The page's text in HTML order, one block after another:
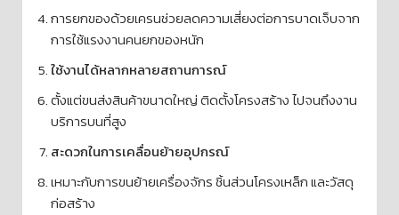
การยกของด้วยเครนช่วยลดความเสี่ยงต่อการบาดเจ็บจาก
การใช้แรงงานคนยกของหนัก
ใช้งานได้หลากหลายสถานการณ์
ตั้งแต่ขนส่งสินค้าขนาดใหญ่ ติดตั้งโครงสร้าง ไปจนถึงงาน
บริการบนที่สูง
สะดวกในการเคลื่อนย้ายอุปกรณ์
เหมาะกับการขนย้ายเครื่องจักร ชิ้นส่วนโครงเหล็ก และวัสดุ
ก่อสร้าง